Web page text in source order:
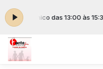
com Tio Chico das 13:00 às